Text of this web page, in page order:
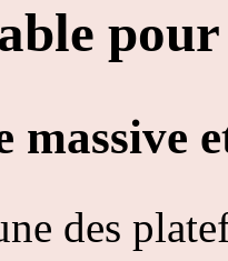
pour
massive
des